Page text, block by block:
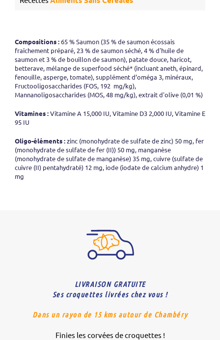
Compositions :65 % Saumon (35 % de saumon écossais
fraîchement préparé, 23 % de saumon séché, 4 % d'huile de
saumon et 3 % de bouillon de saumon), patate douce, haricot,
betterave, mélange de superfood séché* (incluant aneth, épinard,
fenouille, asperge, tomate), supplément d’oméga 3, minéraux,
Fructooligosaccharides (FOS, 192 mg/kg),
Mannanoligosaccharides (MOS, 48 mg/kg), extrait d'olive (0,01 %)
Vitamines :Vitamine A 15,000 IU, Vitamine D3 2,000 IU, Vitamine E
95 IU
Oligo-éléments :zinc (monohydrate de sulfate de zinc) 50 mg, fer
(monohydrate de sulfate de fer (II)) 50 mg, manganèse
(monohydrate de sulfate de manganèse) 35 mg, cuivre (sulfate de
cuivre (II) pentahydraté) 12 mg, iode (iodate de calcium anhydre) 1
mg
LIVRAISON GRATUITE
Ses croquettes livrées chez vous !
Dans un rayon de 15 kms autour de Chambéry
Finies les corvées de croquettes !